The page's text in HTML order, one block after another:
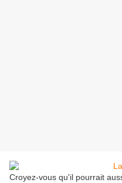
Croyez-vous qu'il pourrait